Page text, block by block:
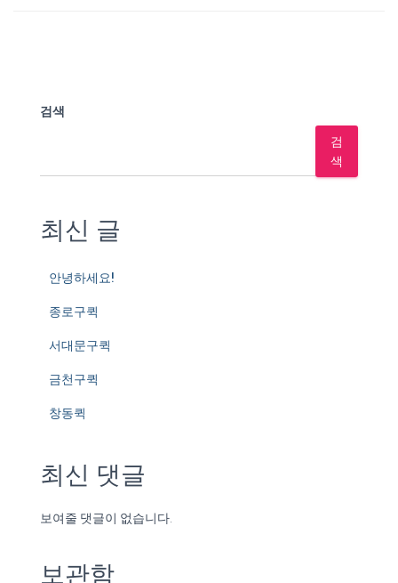
검색
검
색
최신 글
안녕하세요!
종로구퀵
서대문구퀵
금천구퀵
창동퀵
최신 댓글
보여줄 댓글이 없습니다.
보관함